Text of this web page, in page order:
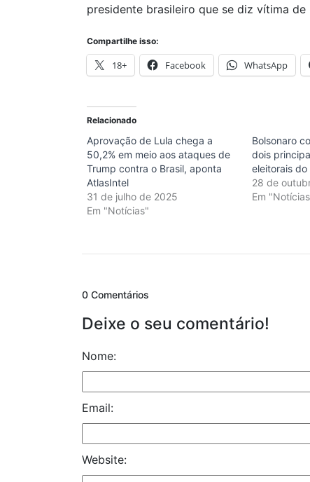
presidente brasileiro que se diz vítima de
Compartilhe isso:
18+ Facebook WhatsApp
Relacionado
Aprovação de Lula chega a
50,2% em meio aos ataques de
Trump contra o Brasil, aponta
AtlasIntel
31 de julho de 2025
Em "Notícias"
Bolsonaro
dois
eleitorais do
28 de
Em
0 Comentários
Deixe o seu comentário!
Nome:
Email:
Website: